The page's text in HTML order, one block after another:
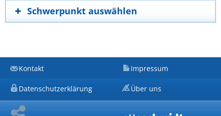
Schwerpunkt auswählen
Kontakt Impressum
Datenschutzerklärung Über uns